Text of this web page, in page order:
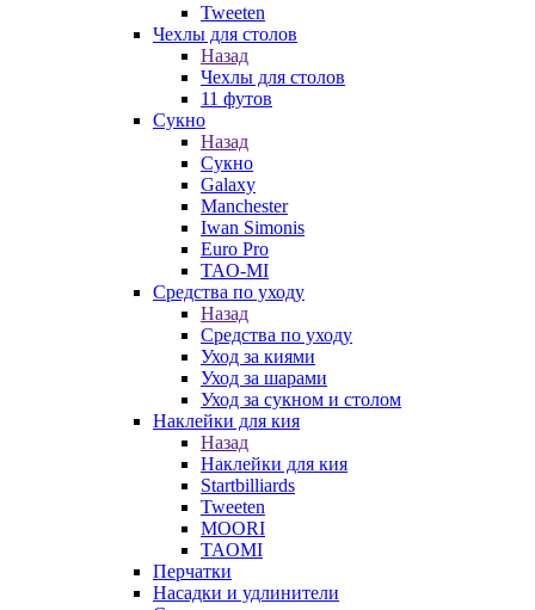
Tweeten
Чехлы для столов
Назад
Чехлы для столов
11 футов
Сукно
Назад
Сукно
Galaxy
Manchester
Iwan Simonis
Euro Pro
TAO-MI
Средства по уходу
Назад
Средства по уходу
Уход за киями
Уход за шарами
Уход за сукном и столом
Наклейки для кия
Назад
Наклейки для кия
Startbilliards
Tweeten
MOORI
TAOMI
Перчатки
Насадки и удлинители